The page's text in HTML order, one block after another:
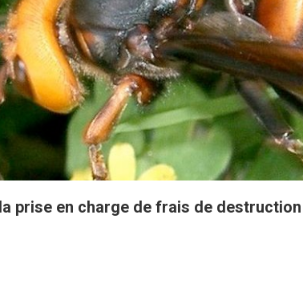
prise en charge de frais de